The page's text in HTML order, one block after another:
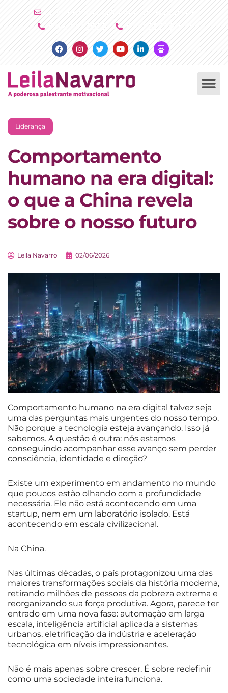
FacebookInstagramTwitterYoutubeLinkedinSlideshare
Liderança
Comportamento
humano na era digital:
o que a China revela
sobre o nosso futuro
Leila Navarro 02/06/2026
Comportamento humano na era digital talvez seja
uma das perguntas mais urgentes do nosso tempo.
Não porque a tecnologia esteja avançando. Isso já
sabemos. A questão é outra: nós estamos
conseguindo acompanhar esse avanço sem perder
consciência, identidade e direção?
Existe um experimento em andamento no mundo
que poucos estão olhando com a profundidade
necessária. Ele não está acontecendo em uma
startup, nem em um laboratório isolado. Está
acontecendo em escala civilizacional.
Na China.
Nas últimas décadas, o país protagonizou uma das
maiores transformações sociais da história moderna,
retirando milhões de pessoas da pobreza extrema e
reorganizando sua força produtiva. Agora, parece ter
entrado em uma nova fase: automação em larga
escala, inteligência artificial aplicada a sistemas
urbanos, eletrificação da indústria e aceleração
tecnológica em níveis impressionantes.
Não é mais apenas sobre crescer. É sobre redefinir
como uma sociedade inteira funciona.